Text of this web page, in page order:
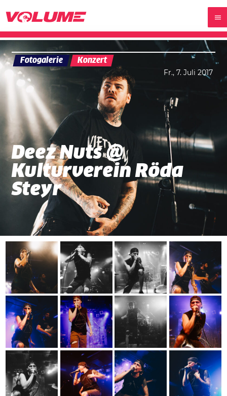
Fotogalerie Konzert
Fr., 7. Juli 2017
Deez Nuts @
Kulturverein Röda
Steyr